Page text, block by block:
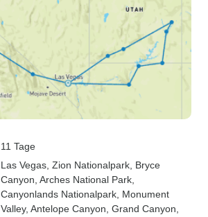
11 Tage
Las Vegas , Zion Nationalpark , Bryce
Canyon , Arches National Park
Canyonlands Nationalpark , Monument
Valley, Antelope Canyon , Grand Canyon